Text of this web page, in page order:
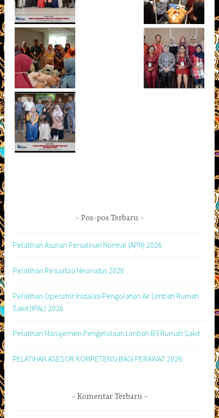
Pos-pos Terbaru
Pelatihan Asuhan Persalinan Normal (APN) 2026
Pelatihan Resusitasi Neonatus 2026
Pelatihan Operator Instalasi Pengolahan Air Limbah Rumah
Sakit (IPAL) 2026
Pelatihan Manajemen Pengelolaan Limbah B3 Rumah Sakit
PELATIHAN ASESOR KOMPETENSI BAGI PERAWAT 2026
Komentar Terbaru